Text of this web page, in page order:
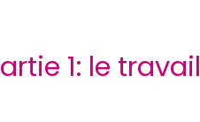
1: le travail